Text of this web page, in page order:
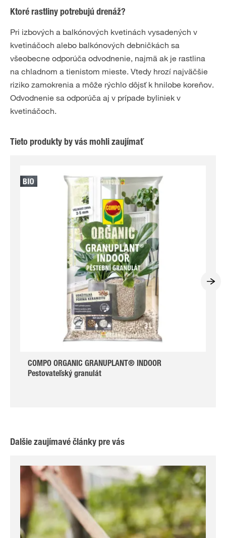
Ktoré rastliny potrebujú drenáž?
Pri izbových a balkónových kvetinách vysadených v
kvetináčoch alebo balkónových debničkách sa
všeobecne odporúča odvodnenie, najmä ak je rastlina
na chladnom a tienistom mieste. Vtedy hrozí najväčšie
riziko zamokrenia a môže rýchlo dôjsť k hnilobe koreňov.
Odvodnenie sa odporúča aj v prípade byliniek v
kvetináčoch.
Tieto produkty by vás mohli zaujímať
COMPO ORGANIC GRANUPLANT® INDOOR
Pestovateľský granulát
Ďalšie zaujímavé články pre vás